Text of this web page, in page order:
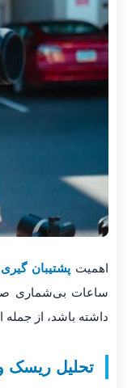
اهمیت پشتیبان
ساعات بی‌شماری
داشته باشد، از جمله
تحلیل ریسک